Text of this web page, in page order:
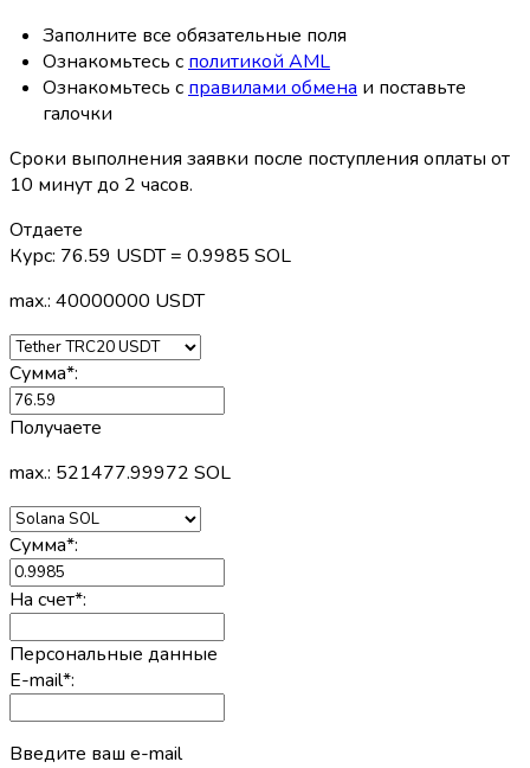
Заполните все обязательные поля
Ознакомьтесь с политикой AML
Ознакомьтесь с правилами обмена и поставьте
галочки
Сроки выполнения заявки после поступления оплаты от
10 минут до 2 часов.
Отдаете
Курс: 76.59 USDT = 0.9985 SOL
max.: 40000000 USDT
Сумма*:
Получаете
max.: 521477.99972 SOL
Сумма*:
На счет*:
Персональные данные
E-mail*:
Введите ваш e-mail